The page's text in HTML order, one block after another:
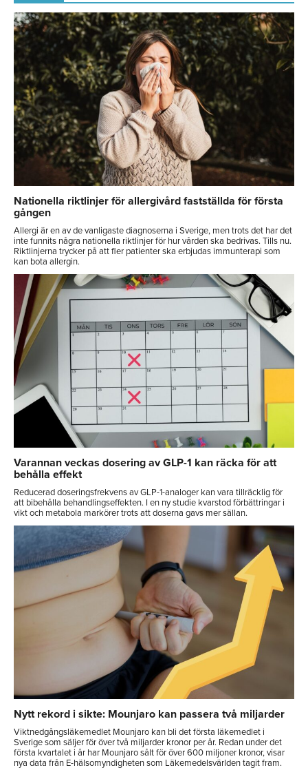
Nationella riktlinjer för allergivård fastställda för första
gången
Allergi är en av de vanligaste diagnoserna i Sverige, men trots det har det
inte funnits några nationella riktlinjer för hur vården ska bedrivas. Tills nu.
Riktlinjerna trycker på att fler patienter ska erbjudas immunterapi som
kan bota allergin.
Varannan veckas dosering av GLP-1 kan räcka för att
behålla effekt
Reducerad doseringsfrekvens av GLP-1-analoger kan vara tillräcklig för
att bibehålla behandlingseffekten. I en ny studie kvarstod förbättringar i
vikt och metabola markörer trots att doserna gavs mer sällan.
Nytt rekord i sikte: Mounjaro kan passera två miljarder
Viktnedgångsläkemedlet Mounjaro kan bli det första läkemedlet i
Sverige som säljer för över två miljarder kronor per år. Redan under det
första kvartalet i år har Mounjaro sålt för över 600 miljoner kronor, visar
nya data från E-hälsomyndigheten som Läkemedelsvärlden tagit fram.